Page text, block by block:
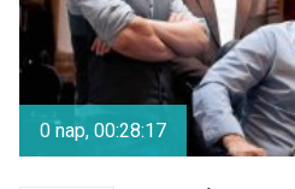
KULTÚRA
Dunavirág
két nap a
jegyében
0 nap, 00:28:17